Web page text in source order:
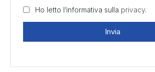
Ho letto l’informativa sulla privacy.
Invia